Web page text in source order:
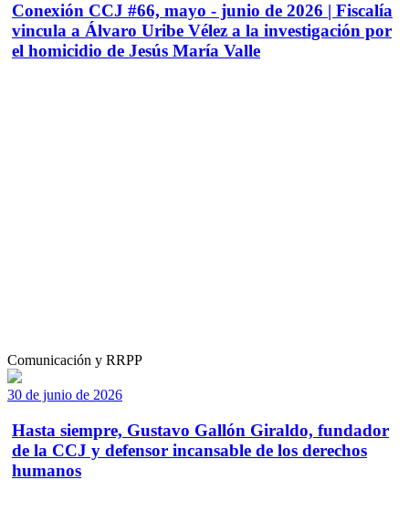
Conexión CCJ #66, mayo - junio de 2026 | Fiscalía
vincula a Álvaro Uribe Vélez a la investigación por
el homicidio de Jesús María Valle
Comunicación y RRPP
30 de junio de 2026
Hasta siempre, Gustavo Gallón Giraldo, fundador
de la CCJ y defensor incansable de los derechos
humanos